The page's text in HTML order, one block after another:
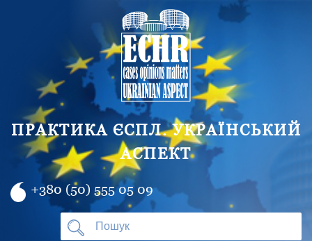
ПРАКТИКА ЄСПЛ. УКРАЇНСЬКИЙ
АСПЕКТ
+380 (50) 555 05 09